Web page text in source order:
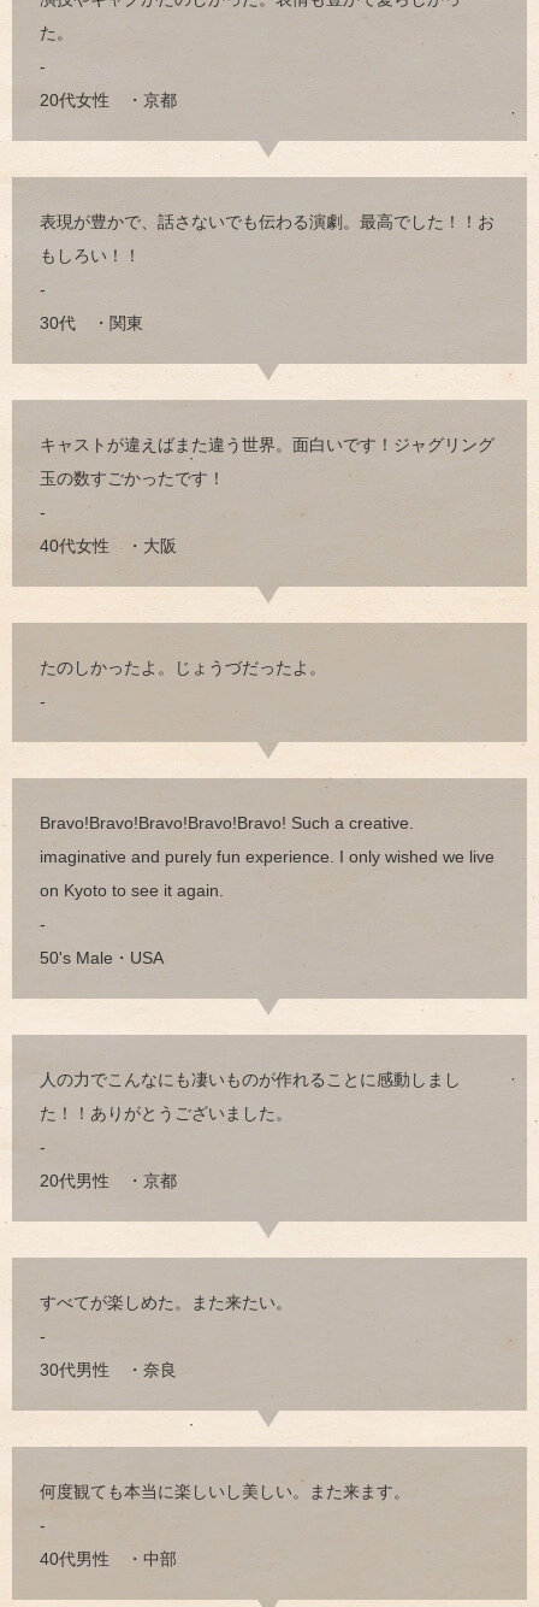
た。
-
20代女性 ・京都
表現が豊かで、話さないでも伝わる演劇。最高でした！！お
もしろい！！
-
30代 ・関東
キャストが違えばまた違う世界。面白いです！ジャグリング
玉の数すごかったです！
-
40代女性 ・大阪
たのしかったよ。じょうづだったよ。
-
Bravo!Bravo!Bravo!Bravo!Bravo! Such a creative.
imaginative and purely fun experience. I only wished we live
on Kyoto to see it again.
-
50's Male・USA
人の力でこんなにも凄いものが作れることに感動しまし
た！！ありがとうございました。
-
20代男性 ・京都
すべてが楽しめた。また来たい。
-
30代男性 ・奈良
何度観ても本当に楽しいし美しい。また来ます。
-
40代男性 ・中部